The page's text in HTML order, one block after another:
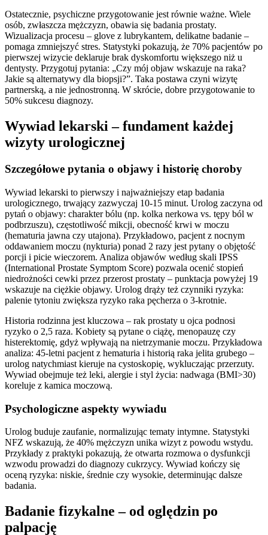
Ostatecznie, psychiczne przygotowanie jest równie ważne. Wiele
osób, zwłaszcza mężczyzn, obawia się badania prostaty.
Wizualizacja procesu – glove z lubrykantem, delikatne badanie –
pomaga zmniejszyć stres. Statystyki pokazują, że 70% pacjentów po
pierwszej wizycie deklaruje brak dyskomfortu większego niż u
dentysty. Przygotuj pytania: „Czy mój objaw wskazuje na raka?
Jakie są alternatywy dla biopsji?”. Taka postawa czyni wizytę
partnerską, a nie jednostronną. W skrócie, dobre przygotowanie to
50% sukcesu diagnozy.
Wywiad lekarski – fundament każdej
wizyty urologicznej
Szczegółowe pytania o objawy i historię choroby
Wywiad lekarski to pierwszy i najważniejszy etap badania
urologicznego, trwający zazwyczaj 10-15 minut. Urolog zaczyna od
pytań o objawy: charakter bólu (np. kolka nerkowa vs. tępy ból w
podbrzuszu), częstotliwość mikcji, obecność krwi w moczu
(hematuria jawna czy utajona). Przykładowo, pacjent z nocnym
oddawaniem moczu (nykturia) ponad 2 razy jest pytany o objętość
porcji i picie wieczorem. Analiza objawów według skali IPSS
(International Prostate Symptom Score) pozwala ocenić stopień
niedrożności cewki przez przerost prostaty – punktacja powyżej 19
wskazuje na ciężkie objawy. Urolog drąży też czynniki ryzyka:
palenie tytoniu zwiększa ryzyko raka pęcherza o 3-krotnie.
Historia rodzinna jest kluczowa – rak prostaty u ojca podnosi
ryzyko o 2,5 raza. Kobiety są pytane o ciążę, menopauzę czy
histerektomię, gdyż wpływają na nietrzymanie moczu. Przykładowa
analiza: 45-letni pacjent z hematuria i historią raka jelita grubego –
urolog natychmiast kieruje na cystoskopię, wykluczając przerzuty.
Wywiad obejmuje też leki, alergie i styl życia: nadwaga (BMI>30)
koreluje z kamica moczową.
Psychologiczne aspekty wywiadu
Urolog buduje zaufanie, normalizując tematy intymne. Statystyki
NFZ wskazują, że 40% mężczyzn unika wizyt z powodu wstydu.
Przykłady z praktyki pokazują, że otwarta rozmowa o dysfunkcji
wzwodu prowadzi do diagnozy cukrzycy. Wywiad kończy się
oceną ryzyka: niskie, średnie czy wysokie, determinując dalsze
badania.
Badanie fizykalne – od oględzin po
palpację